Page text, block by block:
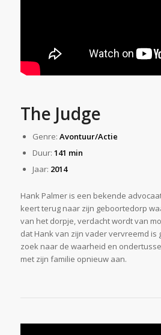
The Judge
Genre: Avontuur/Actie
Duur: 141 min
Jaar: 2014
Hank Palmer is een bekende
keert terug naar zijn geboortedorp
van het dorpje, verdacht wordt van
dat Hank van zijn vader vervreemd is
zoek naar de waarheid en
met zijn familie opnieuw aan.